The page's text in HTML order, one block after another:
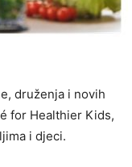
druženja i novih
for Healthier Kids,
i djeci.